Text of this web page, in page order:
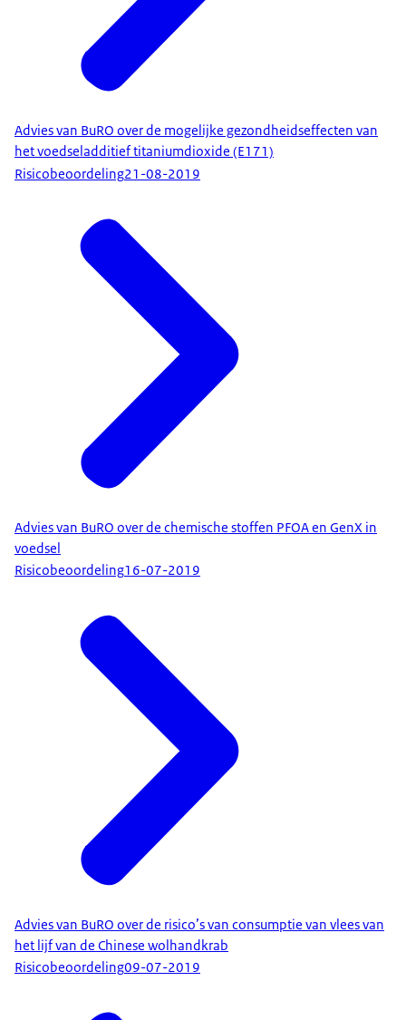
Advies van BuRO over de mogelijke gezondheidseffecten van
het voedseladditief titaniumdioxide (E171)
Risicobeoordeling21-08-2019
Advies van BuRO over de chemische stoffen PFOA en GenX in
voedsel
Risicobeoordeling16-07-2019
Advies van BuRO over de risico’s van consumptie van vlees van
het lijf van de Chinese wolhandkrab
Risicobeoordeling09-07-2019